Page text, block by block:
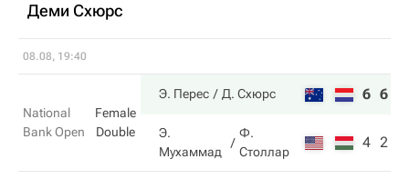
Деми Схюрс
08.08, 19:40
National
Bank Open
Female
Double
Э. Перес Д. Схюрс 6 6
Э.
Мухаммад
Ф.
Столлар
4 2